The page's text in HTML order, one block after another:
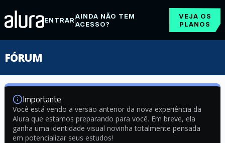
ENTRARAINDA NÃO TEM
ACESSO?
VEJA OS
PLANOS
FÓRUM
Importante
Você está vendo a versão anterior da nova experiência da
Alura que estamos preparando para você. Em breve, ela
ganha uma identidade visual novinha totalmente pensada
em potencializar seus estudos!